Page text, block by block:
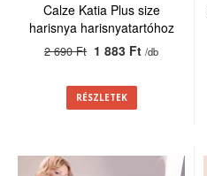
Calze Katia Plus size
harisnya harisnyatartóhoz
20den
2 690 Ft 1 883 Ft/db
RÉSZLETEK